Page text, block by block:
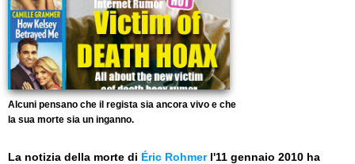
Alcuni pensano che il regista sia ancora vivo e che
la sua morte sia un inganno.
La notizia della morte di Éric Rohmerl'11 gennaio 2010 ha